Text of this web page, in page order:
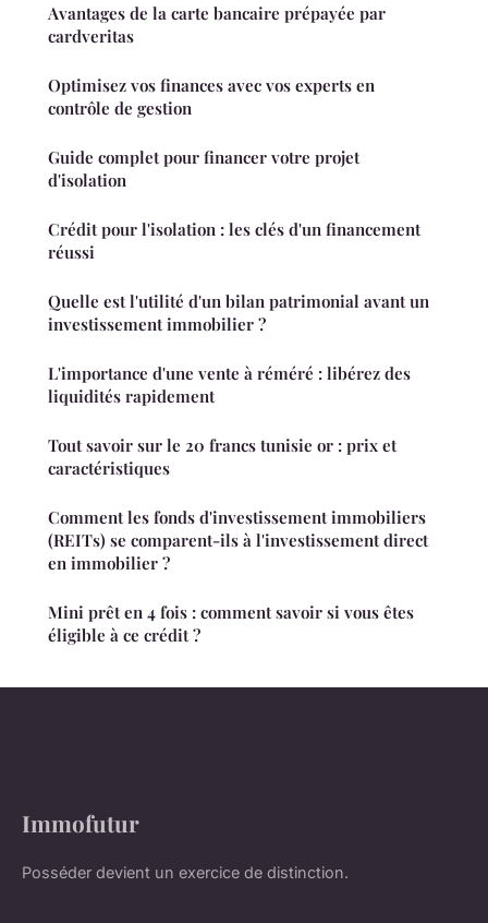
Avantages de la carte bancaire prépayée par
cardveritas
Optimisez vos finances avec vos experts en
contrôle de gestion
Guide complet pour financer votre projet
d'isolation
Crédit pour l'isolation : les clés d'un financement
réussi
Quelle est l'utilité d'un bilan patrimonial avant un
investissement immobilier ?
L'importance d'une vente à réméré : libérez des
liquidités rapidement
Tout savoir sur le 20 francs tunisie or : prix et
caractéristiques
Comment les fonds d'investissement immobiliers
(REITs) se comparent-ils à l'investissement direct
en immobilier ?
Mini prêt en 4 fois : comment savoir si vous êtes
éligible à ce crédit ?
Immofutur
Posséder devient un exercice de distinction.